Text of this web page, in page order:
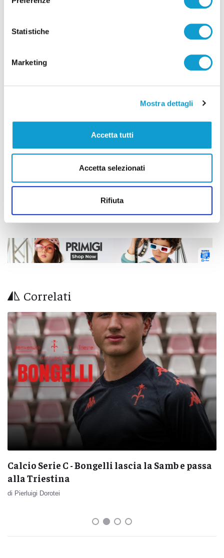
Statistiche
Marketing
Mostra dettagli
Accetta tutti
Accetta selezionati
Rifiuta
Precedente
Ocean Viking al porto di Ancona: iniziate le operazioni
Correlati
Calcio Serie C - Bongelli lascia la Samb e passa
alla Triestina
di Pierluigi Dorotei